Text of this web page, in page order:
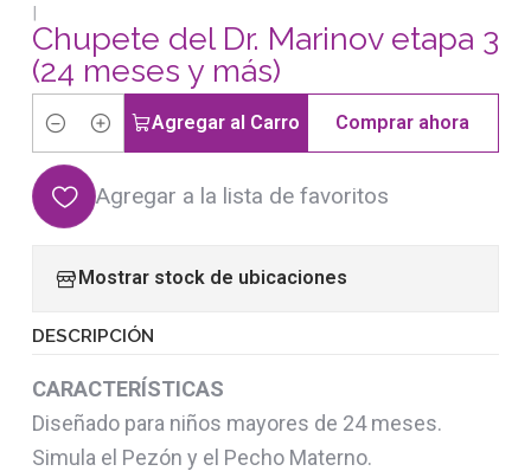
|
Chupete del Dr. Marinov etapa 3
(24 meses y más)
Cantidad
Agregar al Carro Comprar ahora
Agregar a la lista de favoritos
Mostrar stock de ubicaciones
DESCRIPCIÓN
CARACTERÍSTICAS
Diseñado para niños mayores de 24 meses.
Simula el Pezón y el Pecho Materno.